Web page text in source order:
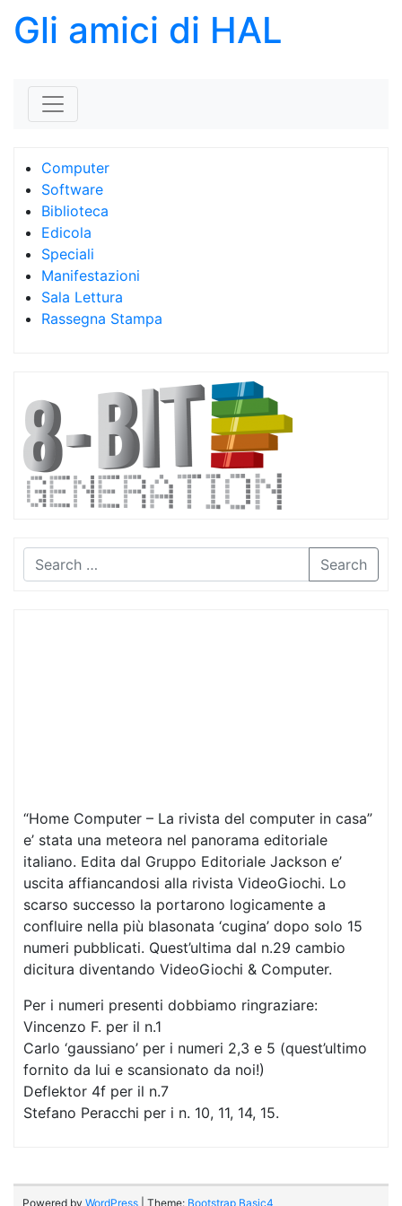
Gli amici di HAL
Computer
Software
Biblioteca
Edicola
Speciali
Manifestazioni
Sala Lettura
Rassegna Stampa
Search
“Home Computer – La rivista del computer in casa”
e’ stata una meteora nel panorama editoriale
italiano. Edita dal Gruppo Editoriale Jackson e’
uscita affiancandosi alla rivista VideoGiochi. Lo
scarso successo la portarono logicamente a
confluire nella più blasonata ‘cugina’ dopo solo 15
numeri pubblicati. Quest’ultima dal n.29 cambio
dicitura diventando VideoGiochi & Computer.
Per i numeri presenti dobbiamo ringraziare:
Vincenzo F. per il n.1
Carlo ‘gaussiano’ per i numeri 2,3 e 5 (quest’ultimo
fornito da lui e scansionato da noi!)
Deflektor 4f per il n.7
Stefano Peracchi per i n. 10, 11, 14, 15.
Powered by WordPress | Theme: Bootstrap Basic4